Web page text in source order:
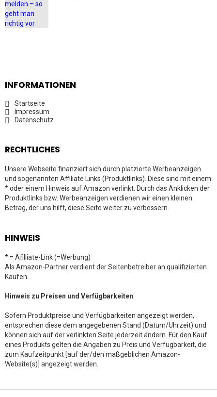
INFORMATIONEN
Startseite
Impressum
Datenschutz
RECHTLICHES
Unsere Webseite finanziert sich durch platzierte Werbeanzeigen
und sogenannten Affiliate Links (Produktlinks). Diese sind mit einem
* oder einem Hinweis auf Amazon verlinkt. Durch das Anklicken der
Produktlinks bzw. Werbeanzeigen verdienen wir einen kleinen
Betrag, der uns hilft, diese Seite weiter zu verbessern.
HINWEIS
* = Afilliate-Link (=Werbung)
Als Amazon-Partner verdient der Seitenbetreiber an qualifizierten
Käufen.
Hinweis zu Preisen und Verfügbarkeiten
Sofern Produktpreise und Verfügbarkeiten angezeigt werden,
entsprechen diese dem angegebenen Stand (Datum/Uhrzeit) und
können sich auf der verlinkten Seite jederzeit ändern. Für den Kauf
eines Produkts gelten die Angaben zu Preis und Verfügbarkeit, die
zum Kaufzeitpunkt [auf der/den maßgeblichen Amazon-
Website(s)] angezeigt werden.